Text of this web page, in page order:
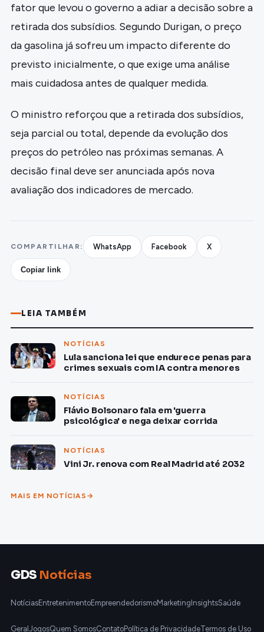
fator que levou o governo a adiar a decisão sobre a
retirada dos subsídios. Segundo Durigan, o preço
da gasolina já sofreu um impacto diferente do
previsto inicialmente, o que exige uma análise
mais cuidadosa antes de qualquer medida.
O ministro reforçou que a retirada dos subsídios,
seja parcial ou total, depende da evolução dos
preços do petróleo nas próximas semanas. A
decisão final deve ser anunciada após nova
avaliação dos indicadores de mercado.
COMPARTILHAR: WhatsApp Facebook X
Copiar link
LEIA TAMBÉM
NOTÍCIAS
Lula sanciona lei que endurece penas para
crimes sexuais com IA contra menores
NOTÍCIAS
Flávio Bolsonaro fala em 'guerra
psicológica' e nega deixar corrida
NOTÍCIAS
Vini Jr. renova com Real Madrid até 2032
MAIS EM NOTÍCIAS
GDS Notícias
NotíciasEntretenimentoEmpreendedorismoMarketingInsightsSaúde
GeralJogosQuem SomosContatoPolítica de PrivacidadeTermos de Uso